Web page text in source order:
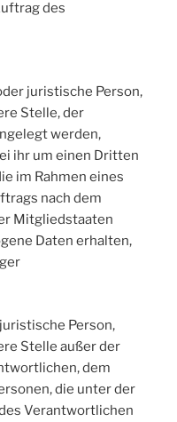
des
juristische Person,
Stelle, der
werden,
ihr um einen Dritten
im Rahmen eines
nach dem
Mitgliedstaaten
Daten erhalten,
Person,
Stelle außer der
dem
die unter der
Verantwortlichen